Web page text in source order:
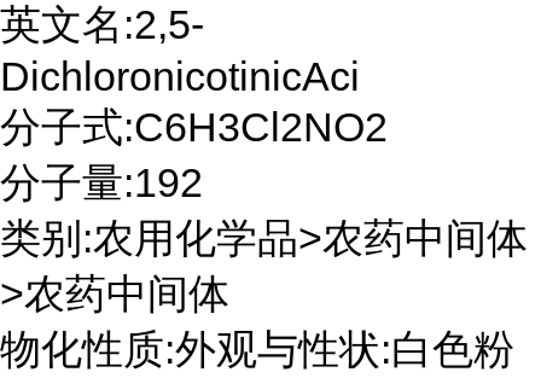
英文名:2,5-
DichloronicotinicAci
分子式:C6H3Cl2NO2
分子量:192
类别:农用化学品>农药中间体
>农药中间体
物化性质:外观与性状:白色粉